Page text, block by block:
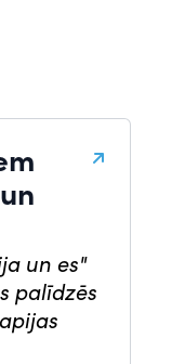
un es"
palīdzēs